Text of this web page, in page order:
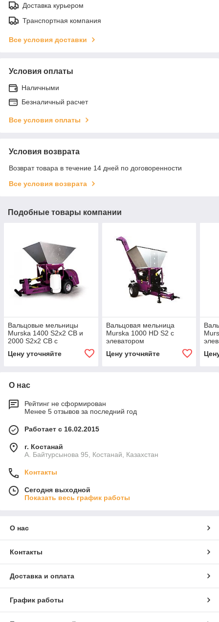
Доставка курьером
Транспортная компания
Все условия доставки
Условия оплаты
Наличными
Безналичный расчет
Все условия оплаты
Условия возврата
Возврат товара в течение 14 дней по договоренности
Все условия возврата
Подобные товары компании
Вальцовые мельницы
Murska 1400 S2x2 CB и
2000 S2x2 CB с
дополнительно с
Цену уточняйте
Вальцовая мельница
Murska 1000 HD S2 с
элеватором
Цену уточняйте
О нас
Рейтинг не сформирован
Менее 5 отзывов за последний год
Работает с 16.02.2015
г. Костанай
А. Байтурсынова 95, Костанай, Казахстан
Контакты
Сегодня выходной
Показать весь график работы
О нас
Контакты
Доставка и оплата
График работы